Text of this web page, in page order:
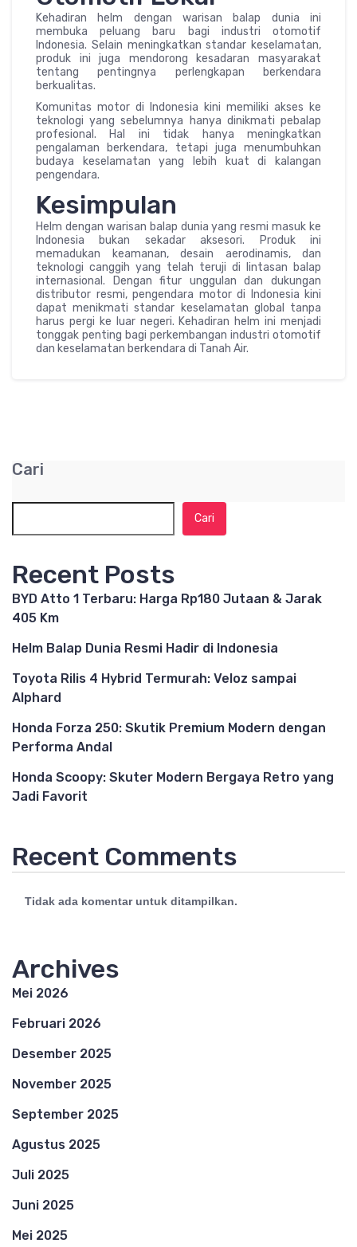
Kehadiran helm dengan warisan balap dunia ini
membuka peluang baru bagi industri otomotif
Indonesia. Selain meningkatkan standar keselamatan,
produk ini juga mendorong kesadaran masyarakat
tentang pentingnya perlengkapan berkendara
berkualitas.
Komunitas motor di Indonesia kini memiliki akses ke
teknologi yang sebelumnya hanya dinikmati pebalap
profesional. Hal ini tidak hanya meningkatkan
pengalaman berkendara, tetapi juga menumbuhkan
budaya keselamatan yang lebih kuat di kalangan
pengendara.
Kesimpulan
Helm dengan warisan balap dunia yang resmi masuk ke
Indonesia bukan sekadar aksesori. Produk ini
memadukan keamanan, desain aerodinamis, dan
teknologi canggih yang telah teruji di lintasan balap
internasional. Dengan fitur unggulan dan dukungan
distributor resmi, pengendara motor di Indonesia kini
dapat menikmati standar keselamatan global tanpa
harus pergi ke luar negeri. Kehadiran helm ini menjadi
tonggak penting bagi perkembangan industri otomotif
dan keselamatan berkendara di Tanah Air.
Cari
Cari
Recent Posts
BYD Atto 1 Terbaru: Harga Rp180 Jutaan & Jarak
405 Km
Helm Balap Dunia Resmi Hadir di Indonesia
Toyota Rilis 4 Hybrid Termurah: Veloz sampai
Alphard
Honda Forza 250: Skutik Premium Modern dengan
Performa Andal
Honda Scoopy: Skuter Modern Bergaya Retro yang
Jadi Favorit
Recent Comments
Tidak ada komentar untuk ditampilkan.
Archives
Mei 2026
Februari 2026
Desember 2025
November 2025
September 2025
Agustus 2025
Juli 2025
Juni 2025
Mei 2025